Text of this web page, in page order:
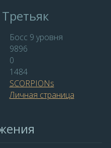
Босс 9 уровня
9896
0
1484
SCORPIONs
Личная страница